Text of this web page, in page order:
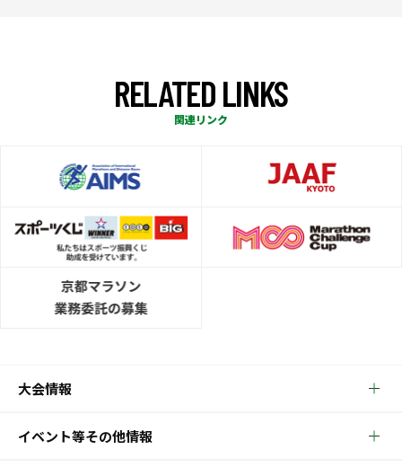
RELATEDLINKS
関連リンク
大会情報
イベント等その他情報